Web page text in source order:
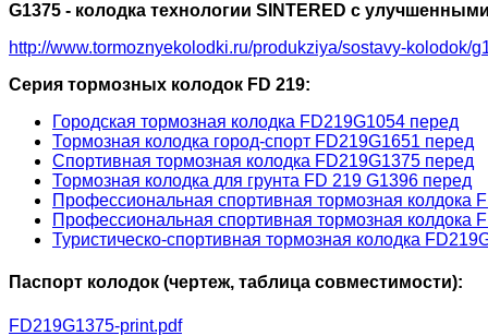
G1375 - колодка технологии SINTERED с
http://www.tormoznyekolodki.ru/produkziya/sostavy-kolodok/
Серия тормозных колодок FD 219:
Городская тормозная колодка FD219G1054 перед
Тормозная колодка город-спорт FD219G1651 перед
Спортивная тормозная колодка FD219G1375 перед
Тормозная колодка для грунта FD 219 G1396 перед
Профессиональная спортивная тормозная колдока
Профессиональная спортивная тормозная колдока
Туристическо-спортивная тормозная колодка
Паспорт колодок (чертеж, таблица совместимости):
FD219G1375-print.pdf